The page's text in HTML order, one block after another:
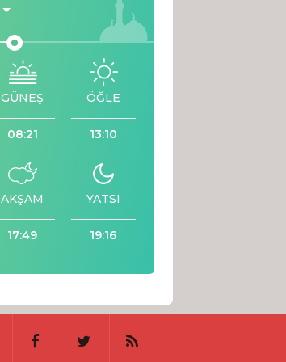
GÜNEŞ
08:21
ÖĞLE
13:10
AKŞAM
17:49
YATSI
19:16